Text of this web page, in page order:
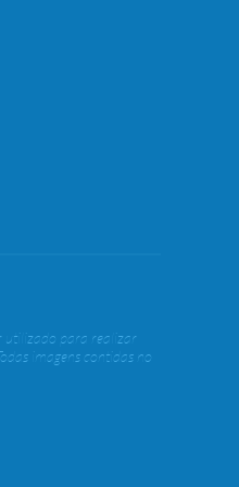
utilizado para realizar
imagens contidas no